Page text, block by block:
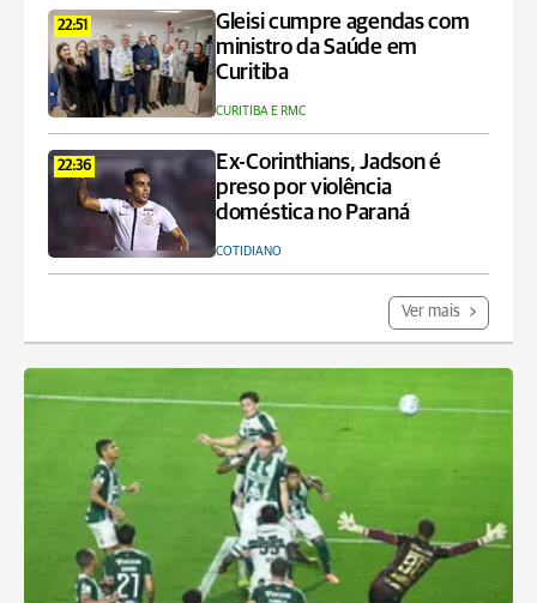
22:51
Gleisi cumpre agendas com
ministro da Saúde em
Curitiba
CURITIBA E RMC
22:36
Ex-Corinthians, Jadson é
preso por violência
doméstica no Paraná
COTIDIANO
Ver mais